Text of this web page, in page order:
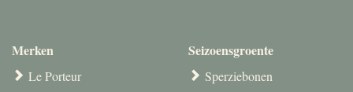
Merken
Le Porteur
Seizoensgroente
Sperziebonen